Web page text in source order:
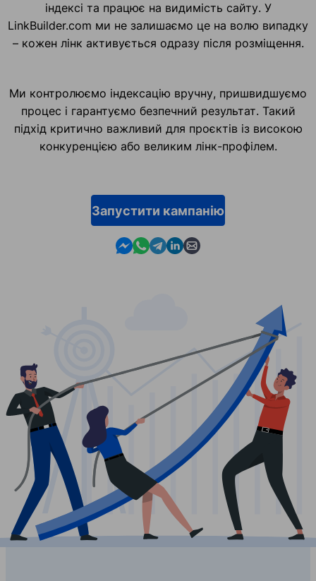
індексі та працює на видимість сайту. У
LinkBuilder.com ми не залишаємо це на волю випадку
– кожен лінк активується одразу після розміщення.
Ми контролюємо індексацію вручну, пришвидшуємо
процес і гарантуємо безпечний результат. Такий
підхід критично важливий для проєктів із високою
конкуренцією або великим лінк-профілем.
Запустити кампанію
Contact us in Messenger
Contact us in WhatsApp
Contact us in Telegram
Contact us in Linkedin
Contact us by email